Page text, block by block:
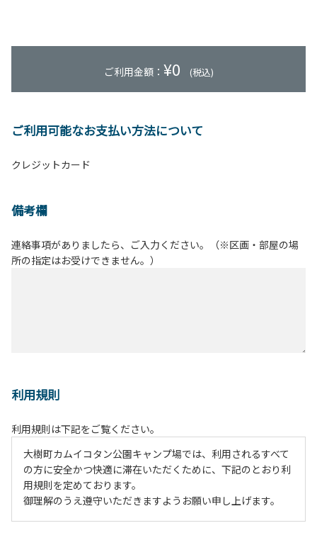
ご利用金額： ¥0 (税込)
ご利用可能なお支払い方法について
クレジットカード
備考欄
連絡事項がありましたら、ご入力ください。（※区画・部屋の場
所の指定はお受けできません。）
利用規則
利用規則は下記をご覧ください。
大樹町カムイコタン公園キャンプ場では、利用されるすべて
の方に安全かつ快適に滞在いただくために、下記のとおり利
用規則を定めております。
御理解のうえ遵守いただきますようお願い申し上げます。